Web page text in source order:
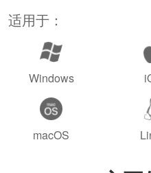
适用于：
Windows
macOS